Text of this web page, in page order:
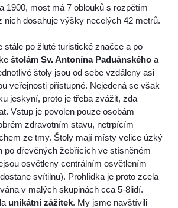
1900, most má 7 oblouků s rozpětím
nich dosahuje výšky necelých 42 metrů.
stále po žluté turistické značce a po
štolám Sv. Antonína Paduánského a
štoly jsou od sebe vzdáleny asi
veřejnosti přístupné. Nejedená se však
jeskyní, proto je třeba zvážit, zda
Vstup je povolen pouze osobám
zdravotním stavu, netrpícím
ze tmy. Štoly mají místy velice úzký
po dřevěných žebřících ve stísněném
osvětleny centrálním osvětlením
svítilnu). Prohlídka je proto zcela
v malých skupinách cca 5-8lidí.
unikátní zážitek. My jsme navštívili